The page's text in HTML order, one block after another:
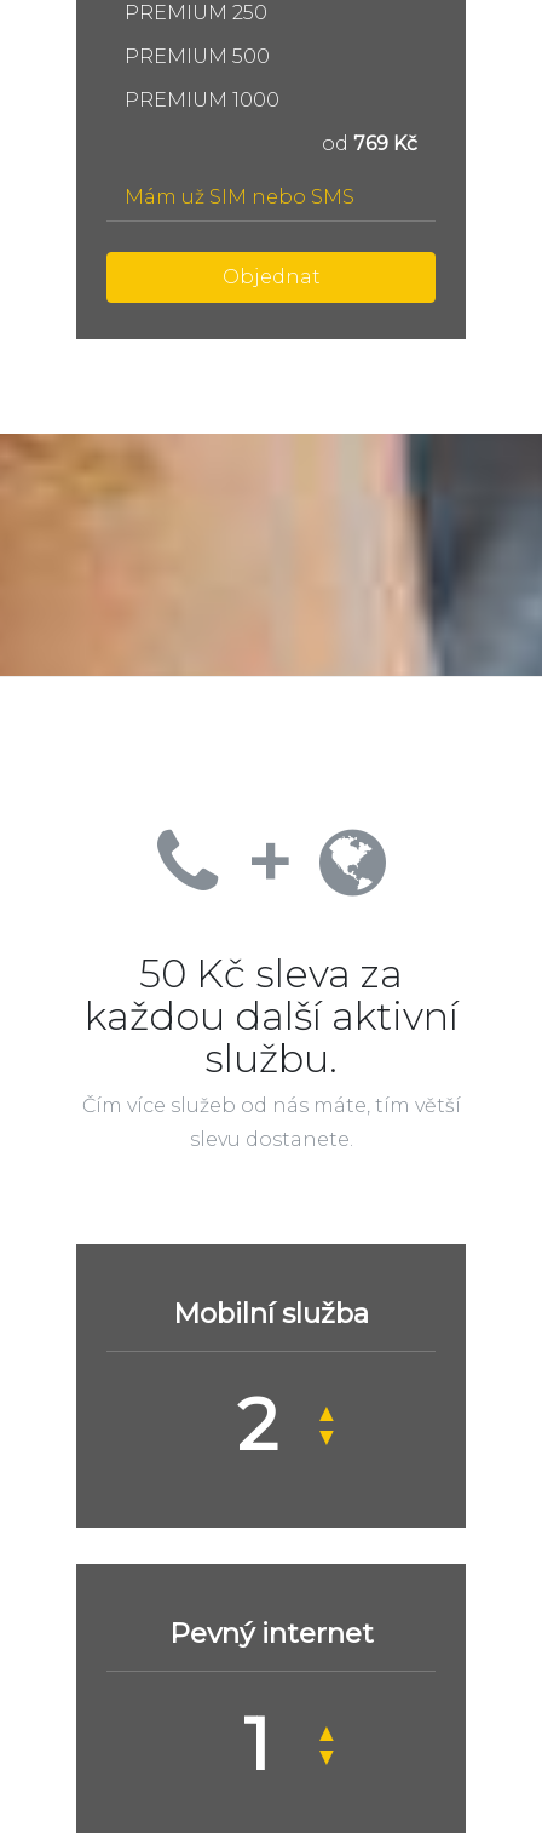
PREMIUM 250
PREMIUM 500
PREMIUM 1000
od 769 Kč
Mám už SIM nebo SMS
Objednat
+
50 Kč sleva za
každou další aktivní
službu.
Čím více služeb od nás máte, tím větší
slevu dostanete.
Mobilní služba
▲
▼
Pevný internet
▲
▼